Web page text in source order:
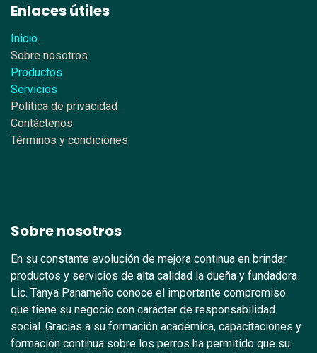
Enlaces útiles
Inicio
Sobre nosotros
Productos
Servicios
Política de privacidad
Contáctenos
Términos y condiciones
Sobre nosotros
En su constante evolución de mejora continua en brindar
productos y servicios de alta calidad la dueña y fundadora
Lic. Tanya Panameño conoce el importante compromiso
que tiene su negocio con carácter de responsabilidad
social. Gracias a su formación académica, capacitaciones y
formación continua sobre los perros ha permitido que su